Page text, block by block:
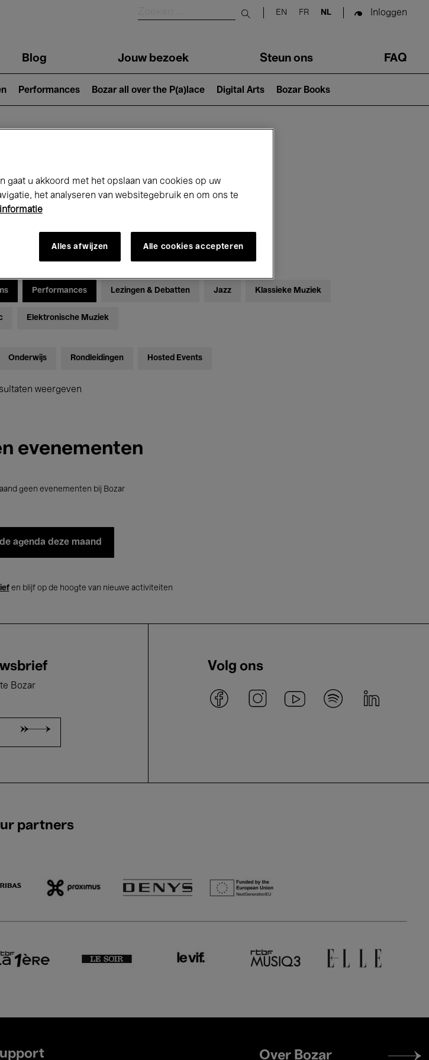
Submit search
EN FR NL Inloggen
Blog Jouw bezoek Steun ons FAQ
Performances Bozar all over the P(a)lace Digital Arts Bozar Books
Performances Lezingen & Debatten Jazz Klassieke Muziek
Elektronische Muziek
Onderwijs Rondleidingen Hosted Events
weergeven
evenementen
geen evenementen bij Bozar
agenda deze maand
en blijf op de hoogte van nieuwe activiteiten
Bozar
Volg ons
partners
Footer
Over Bozar
gaat u akkoord met het opslaan van cookies op uw
het analyseren van websitegebruik en om ons te
Alles afwijzen Alle cookies accepteren